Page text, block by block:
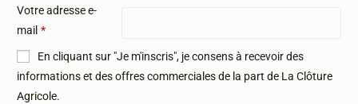
Votre adresse e-
mail *
En cliquant sur "Je m'inscris", je consens à recevoir des
informations et des offres commerciales de la part de La Clôture
Agricole.